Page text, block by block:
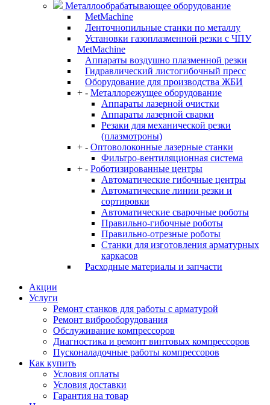
Металлообрабатывающее оборудование
MetMachine
Ленточнопильные станки по металлу
Установки газоплазменной резки с ЧПУ
MetMachine
Аппараты воздушно плазменной резки
Гидравлический листогибочный пресс
Оборудование для производства ЖБИ
+ - Металлорежущее оборудование
Аппараты лазерной очистки
Аппараты лазерной сварки
Резаки для механической резки
(плазмотроны)
+ - Оптоволоконные лазерные станки
Фильтро-вентиляционная система
+ - Роботизированные центры
Автоматические гибочные центры
Автоматические линии резки и
сортировки
Автоматические сварочные роботы
Правильно-гибочные роботы
Правильно-отрезные роботы
Станки для изготовления арматурных
каркасов
Расходные материалы и запчасти
Акции
Услуги
Ремонт станков для работы с арматурой
Ремонт виброоборудования
Обслуживание компрессоров
Диагностика и ремонт винтовых компрессоров
Пусконаладочные работы компрессоров
Как купить
Условия оплаты
Условия доставки
Гарантия на товар